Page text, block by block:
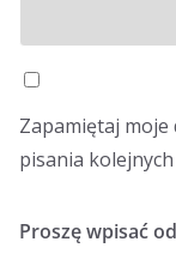
Zapamiętaj moje
pisania
Proszę wpisać